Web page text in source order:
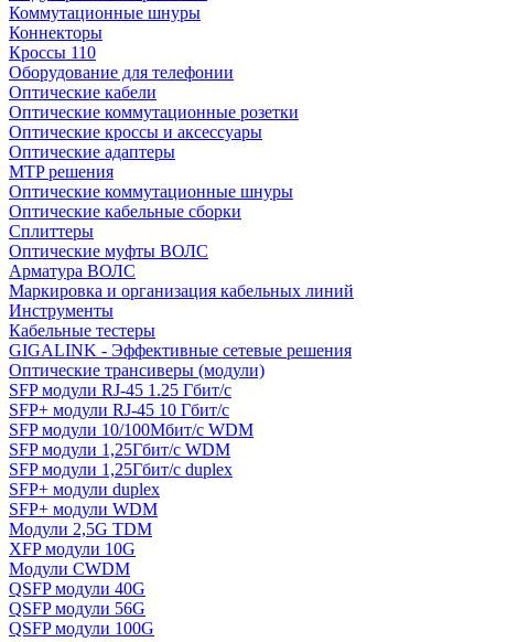
Коммутационные шнуры
Коннекторы
Кроссы 110
Оборудование для телефонии
Оптические кабели
Оптические коммутационные розетки
Оптические кроссы и аксессуары
Оптические адаптеры
MTP решения
Оптические коммутационные шнуры
Оптические кабельные сборки
Сплиттеры
Оптические муфты ВОЛС
Арматура ВОЛС
Маркировка и организация кабельных линий
Инструменты
Кабельные тестеры
GIGALINK - Эффективные сетевые решения
Оптические трансиверы (модули)
SFP модули RJ-45 1.25 Гбит/c
SFP+ модули RJ-45 10 Гбит/c
SFP модули 10/100Мбит/с WDM
SFP модули 1,25Гбит/с WDM
SFP модули 1,25Гбит/с duplex
SFP+ модули duplex
SFP+ модули WDM
Модули 2,5G TDM
XFP модули 10G
Модули CWDM
QSFP модули 40G
QSFP модули 56G
QSFP модули 100G